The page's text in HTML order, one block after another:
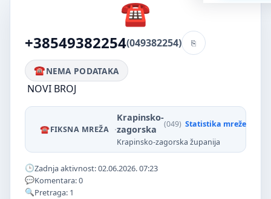
+38549382254(049382254)
NEMA PODATAKA
NOVI BROJ
FIKSNA MREŽA ·
Krapinsko-
zagorska
(049) Statistika mreže
Krapinsko-zagorska županija
Zadnja aktivnost: 02.06.2026. 07:23
Komentara: 0
Pretraga: 1